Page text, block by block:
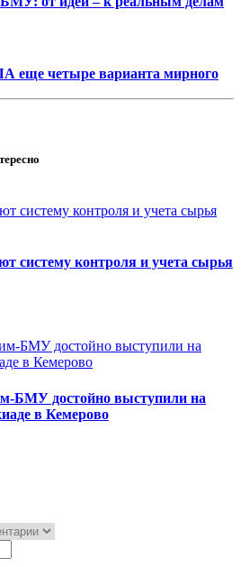
еще четыре варианта мирного
систему контроля и учета сырья
БМУ достойно выступили на
в Кемерово